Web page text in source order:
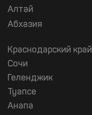
Алтай
Абхазия
Краснодарский край
Сочи
Геленджик
Туапсе
Анапа